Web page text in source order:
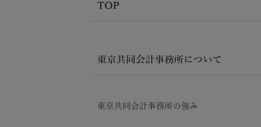
TOP
東京共同会計事務所について
東京共同会計事務所の強み